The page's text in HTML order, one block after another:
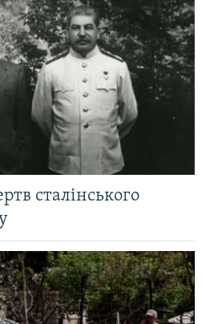
сталінського